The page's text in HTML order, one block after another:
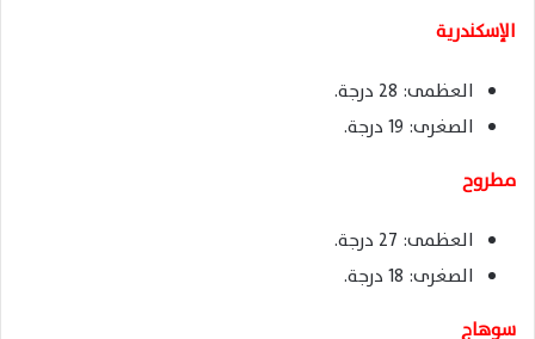
الإسكندرية
العظمى: 28 درجة.
الصغرى: 19 درجة.
مطروح
العظمى: 27 درجة.
الصغرى: 18 درجة.
سوهاج